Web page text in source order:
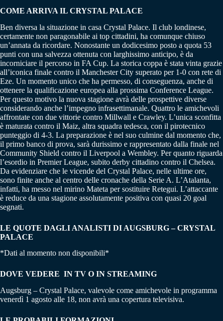
COME ARRIVA IL CRYSTAL PALACE
Ben diversa la situazione in casa Crystal Palace. Il club londinese,
certamente non paragonabile ai top cittadini, ha comunque chiuso
un’annata da ricordare. Nonostante un dodicesimo posto a quota 53
punti con una salvezza ottenuta con larghissimo anticipo, è da
incorniciare il percorso in FA Cup. La storica coppa è stata vinta grazie
all’iconica finale contro il Manchester City superato per 1-0 con rete di
Eze. Un momento unico che ha permesso, di conseguenza, anche di
ottenere la qualificazione europea alla prossima Conference League.
Per questo motivo la nuova stagione avrà delle prospettive diverse
considerando anche l’impegno infrasettimanale. Quattro le amichevoli
affrontate con due vittorie contro Millwall e Crawley. L’unica sconfitta
è maturata contro il Maiz, altra squadra tedesca, con il pirotecnico
punteggio di 4-3. La preparazione è nel suo culmine dal momento che,
il primo banco di prova, sarà durissimo e rappresentato dalla finale nel
Community Shield contro il Liverpool a Wembley. Per quanto riguarda
l’esordio in Premier League, subito derby cittadino contro il Chelsea.
Da evidenziare che le vicende del Crystal Palace, nelle ultime ore,
sono finite anche al centro delle cronache della Serie A. L’Atalanta,
infatti, ha messo nel mirino Mateta per sostituire Retegui. L’attaccante
è reduce da una stagione assolutamente positiva con quasi 20 goal
segnati.
LE QUOTE DAGLI ANALISTI DI AUGSBURG – CRYSTAL
PALACE
*Dati al momento non disponibili*
DOVE VEDERE IN TV O IN STREAMING
Augsburg – Crystal Palace, valevole come amichevole in programma
venerdì 1 agosto alle 18, non avrà una copertura televisiva.